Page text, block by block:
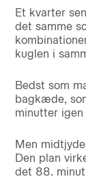
Et kvarter
det samme
kuglen i
Bedst som
bagkæde,
minutter
Men
Den plan
det 88.